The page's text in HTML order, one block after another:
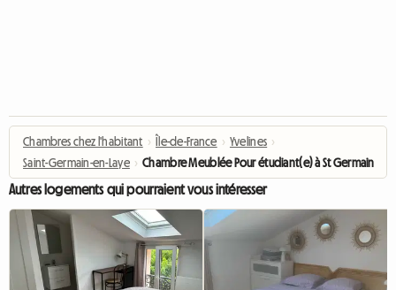
Chambres chez l'habitant › Île-de-France › Yvelines ›
Saint-Germain-en-Laye › Chambre Meublée Pour étudiant(e) à St Germain En
Autres logements qui pourraient vous intéresser